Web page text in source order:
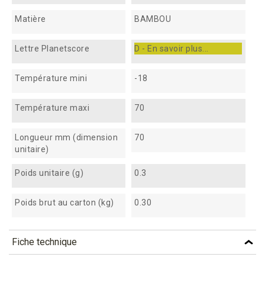
Matière BAMBOU
Lettre Planetscore D - En savoir plus...
Température mini -18
Température maxi 70
Longueur mm (dimension
unitaire)
70
Poids unitaire (g) 0.3
Poids brut au carton (kg) 0.30
Fiche technique